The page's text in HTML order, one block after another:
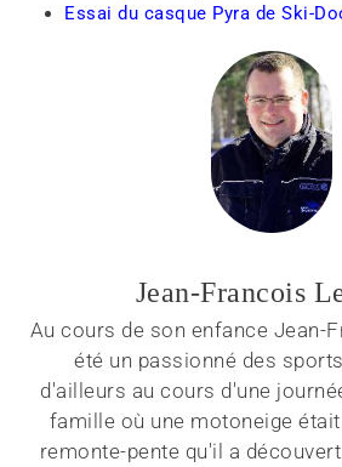
Essai du casque Pyra de Ski-
Jean-Francois
Au cours de son enfance Jean-
été un passionné des
d'ailleurs au cours d'une
famille où une motoneige
remonte-pente qu'il a